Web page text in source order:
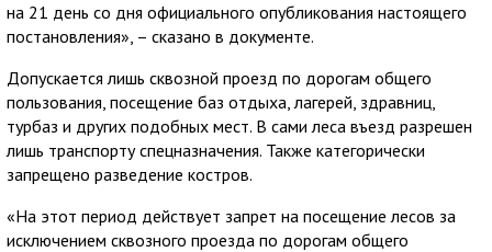
на 21 день со дня официального опубликования настоящего
постановления», – сказано в документе.
Допускается лишь сквозной проезд по дорогам общего
пользования, посещение баз отдыха, лагерей, здравниц,
турбаз и других подобных мест. В сами леса въезд разрешен
лишь транспорту спецназначения. Также категорически
запрещено разведение костров.
«На этот период действует запрет на посещение лесов за
исключением сквозного проезда по дорогам общего